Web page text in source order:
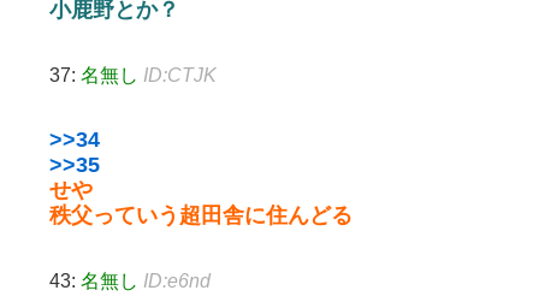
小鹿野とか？
37: 名無し ID:CTJK
>>34
>>35
せや
秩父っていう超田舎に住んどる
43: 名無し ID:e6nd